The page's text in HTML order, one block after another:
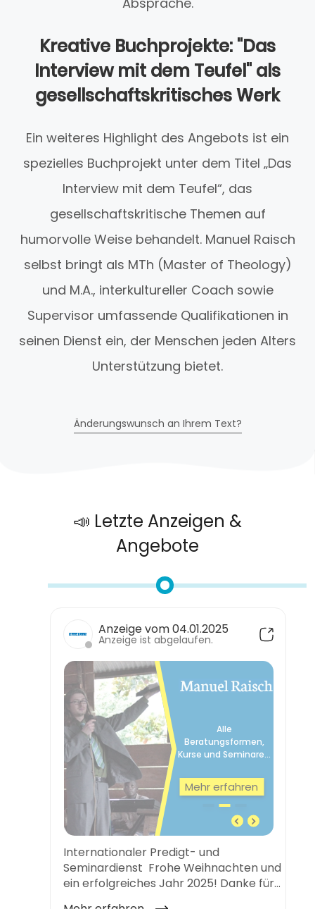
Kreative Buchprojekte: "Das
Interview mit dem Teufel" als
gesellschaftskritisches Werk
Ein weiteres Highlight des Angebots ist ein
spezielles Buchprojekt unter dem Titel „Das
Interview mit dem Teufel“, das
gesellschaftskritische Themen auf
humorvolle Weise behandelt. Manuel Raisch
selbst bringt als MTh (Master of Theology)
und M.A., interkultureller Coach sowie
Supervisor umfassende Qualifikationen in
seinen Dienst ein, der Menschen jeden Alters
Unterstützung bietet.
Änderungswunsch an Ihrem Text?